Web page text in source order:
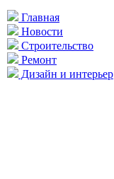
Главная
Новости
Строительство
Ремонт
Дизайн и интерьер